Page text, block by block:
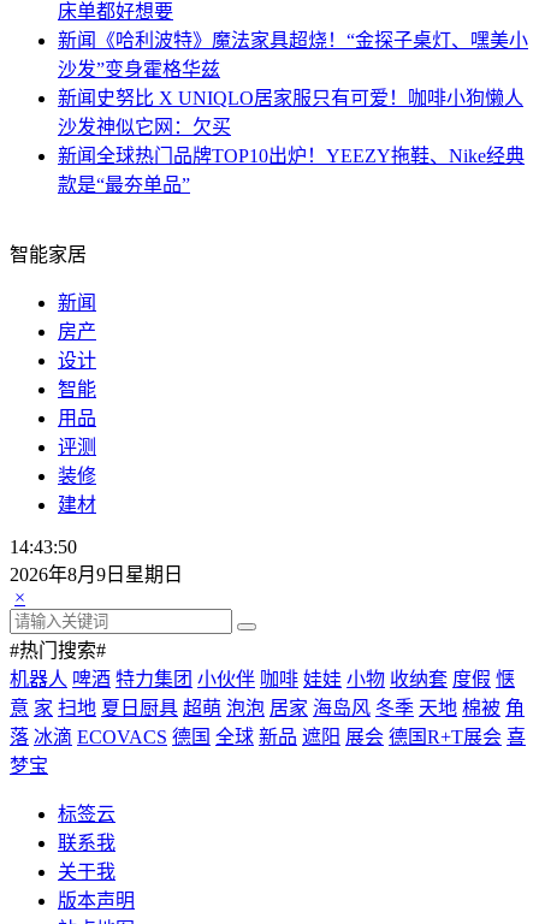
床单都好想要
新闻
《哈利波特》魔法家具超烧！“金探子桌灯、嘿美小
沙发”变身霍格华兹
新闻 史努比 X UNIQLO居家服只有可爱！咖啡小狗懒人
沙发神似它网：欠买
新闻全球热门品牌TOP10出炉！YEEZY拖鞋、Nike经典
款是“最夯单品”
智能家居
新闻
房产
设计
智能
用品
评测
装修
建材
14:43:52
2026年8月9日星期日
×
#热门搜索#
机器人 啤酒 特力集团 小伙伴 咖啡 娃娃 小物 收纳套 度假 惬
意 家 扫地 夏日厨具 超萌 泡泡 居家 海岛风 冬季 天地 棉被 角
落 冰滴 ECOVACS 德国 全球 新品 遮阳 展会 德国R+T展会 喜
梦宝
标签云
联系我
关于我
版本声明